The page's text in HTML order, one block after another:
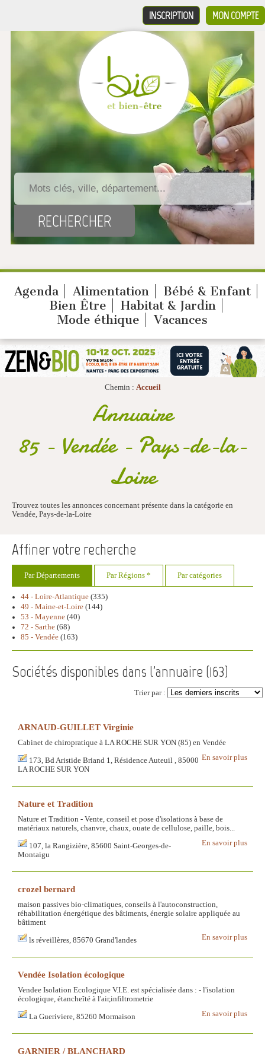
MON COMPTE
INSCRIPTION
Agenda Alimentation
Bébé & Enfant
Bien Être
Habitat & Jardin
Mode éthique
Vacances
Chemin : Accueil
Annuaire
85 - Vendée - Pays-de-la-
Loire
Trouvez toutes les annonces concernant présente dans la catégorie en
Vendée, Pays-de-la-Loire
Affiner votre recherche
Par Départements Par Régions * Par catégories
44 - Loire-Atlantique (335)
49 - Maine-et-Loire (144)
53 - Mayenne (40)
72 - Sarthe (68)
85 - Vendée (163)
Sociétés disponibles dans l'annuaire (163)
Trier par :
ARNAUD-GUILLET Virginie
Cabinet de chiropratique à LA ROCHE SUR YON (85) en Vendée
En savoir plus
173, Bd Aristide Briand 1, Résidence Auteuil , 85000
LA ROCHE SUR YON
Nature et Tradition
Nature et Tradition - Vente, conseil et pose d'isolations à base de
matériaux naturels, chanvre, chaux, ouate de cellulose, paille, bois...
En savoir plus
107, la Rangizière, 85600 Saint-Georges-de-
Montaigu
crozel bernard
maison passives bio-climatiques, conseils à l'autoconstruction,
réhabilitation énergétique des bâtiments, énergie solaire appliquée au
bâtiment
En savoir plus
ls réveillères, 85670 Grand'landes
Vendée Isolation écologique
Vendee Isolation Ecologique V.I.E. est spécialisée dans : - l'isolation
écologique, étancheîté à l'air,infiltrometrie
En savoir plus
La Gueriviere, 85260 Mormaison
GARNIER / BLANCHARD